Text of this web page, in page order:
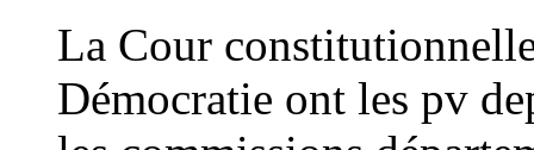
La Cour
Démocratie ont les pv